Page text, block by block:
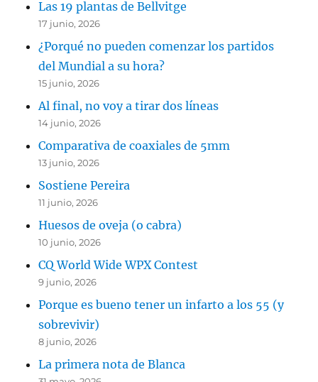
Las 19 plantas de Bellvitge
17 junio, 2026
¿Porqué no pueden comenzar los partidos
del Mundial a su hora?
15 junio, 2026
Al final, no voy a tirar dos líneas
14 junio, 2026
Comparativa de coaxiales de 5mm
13 junio, 2026
Sostiene Pereira
11 junio, 2026
Huesos de oveja (o cabra)
10 junio, 2026
CQ World Wide WPX Contest
9 junio, 2026
Porque es bueno tener un infarto a los 55 (y
sobrevivir)
8 junio, 2026
La primera nota de Blanca